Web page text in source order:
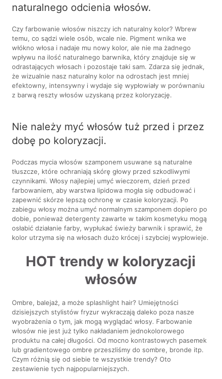
naturalnego odcienia włosów.
Czy farbowanie włosów niszczy ich naturalny kolor? Wbrew
temu, co sądzi wiele osób, wcale nie. Pigment wnika we
włókno włosa i nadaje mu nowy kolor, ale nie ma żadnego
wpływu na ilość naturalnego barwnika, który znajduje się w
odrastających włosach i pozostaje taki sam. Zdarza się jednak,
że wizualnie nasz naturalny kolor na odrostach jest mniej
efektowny, intensywny i wydaje się wypłowiały w porównaniu
z barwą reszty włosów uzyskaną przez koloryzację.
Nie należy myć włosów tuż przed i przez
dobę po koloryzacji.
Podczas mycia włosów szamponem usuwane są naturalne
tłuszcze, które ochraniają skórę głowy przed szkodliwymi
czynnikami. Włosy najlepiej umyć wieczorem, dzień przed
farbowaniem, aby warstwa lipidowa mogła się odbudować i
zapewnić skórze lepszą ochronę w czasie koloryzacji. Po
zabiegu włosy można umyć normalnym szamponem dopiero po
dobie, ponieważ detergenty zawarte w takim kosmetyku mogą
osłabić działanie farby, wypłukać świeży barwnik i sprawić, że
kolor utrzyma się na włosach dużo krócej i szybciej wypłowieje.
HOT trendy w koloryzacji
włosów
Ombre, balejaż, a może splashlight hair? Umiejętności
dzisiejszych stylistów fryzur wykraczają daleko poza nasze
wyobrażenia o tym, jak mogą wyglądać włosy. Farbowanie
włosów nie jest już tylko nakładaniem jednokolorowego
produktu na całej długości. Od mocno kontrastowych pasemek
lub gradientowego ombre przeszliśmy do sombre, bronde itp.
Czym różnią się od siebie te wszystkie trendy? Oto
zestawienie tych najpopularniejszych.